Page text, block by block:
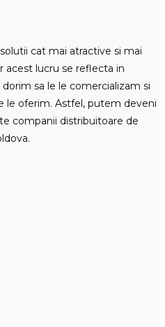
cat mai atractive si mai
acest lucru se reflecta in
sa le le comercializam si
le oferim. Astfel, putem deveni
companii distribuitoare de